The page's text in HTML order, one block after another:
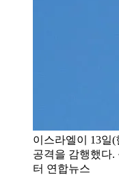
이스라엘이 13일
공격을 감행했다.
터 연합뉴스